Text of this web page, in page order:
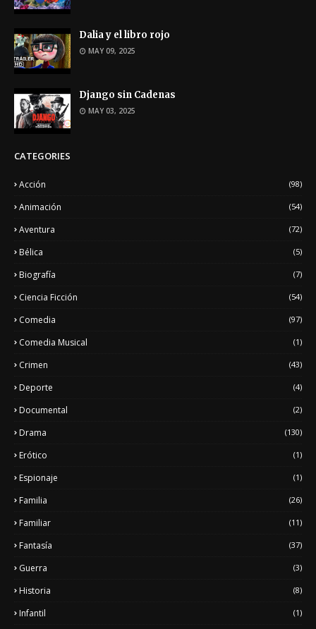
Dalia y el libro rojo
MAY 09, 2025
Django sin Cadenas
MAY 03, 2025
CATEGORIES
Acción (98)
Animación (54)
Aventura (72)
Bélica (5)
Biografía (7)
Ciencia Ficción (54)
Comedia (97)
Comedia Musical (1)
Crimen (43)
Deporte (4)
Documental (2)
Drama (130)
Erótico (1)
Espionaje (1)
Familia (26)
Familiar (11)
Fantasía (37)
Guerra (3)
Historia (8)
Infantil (1)